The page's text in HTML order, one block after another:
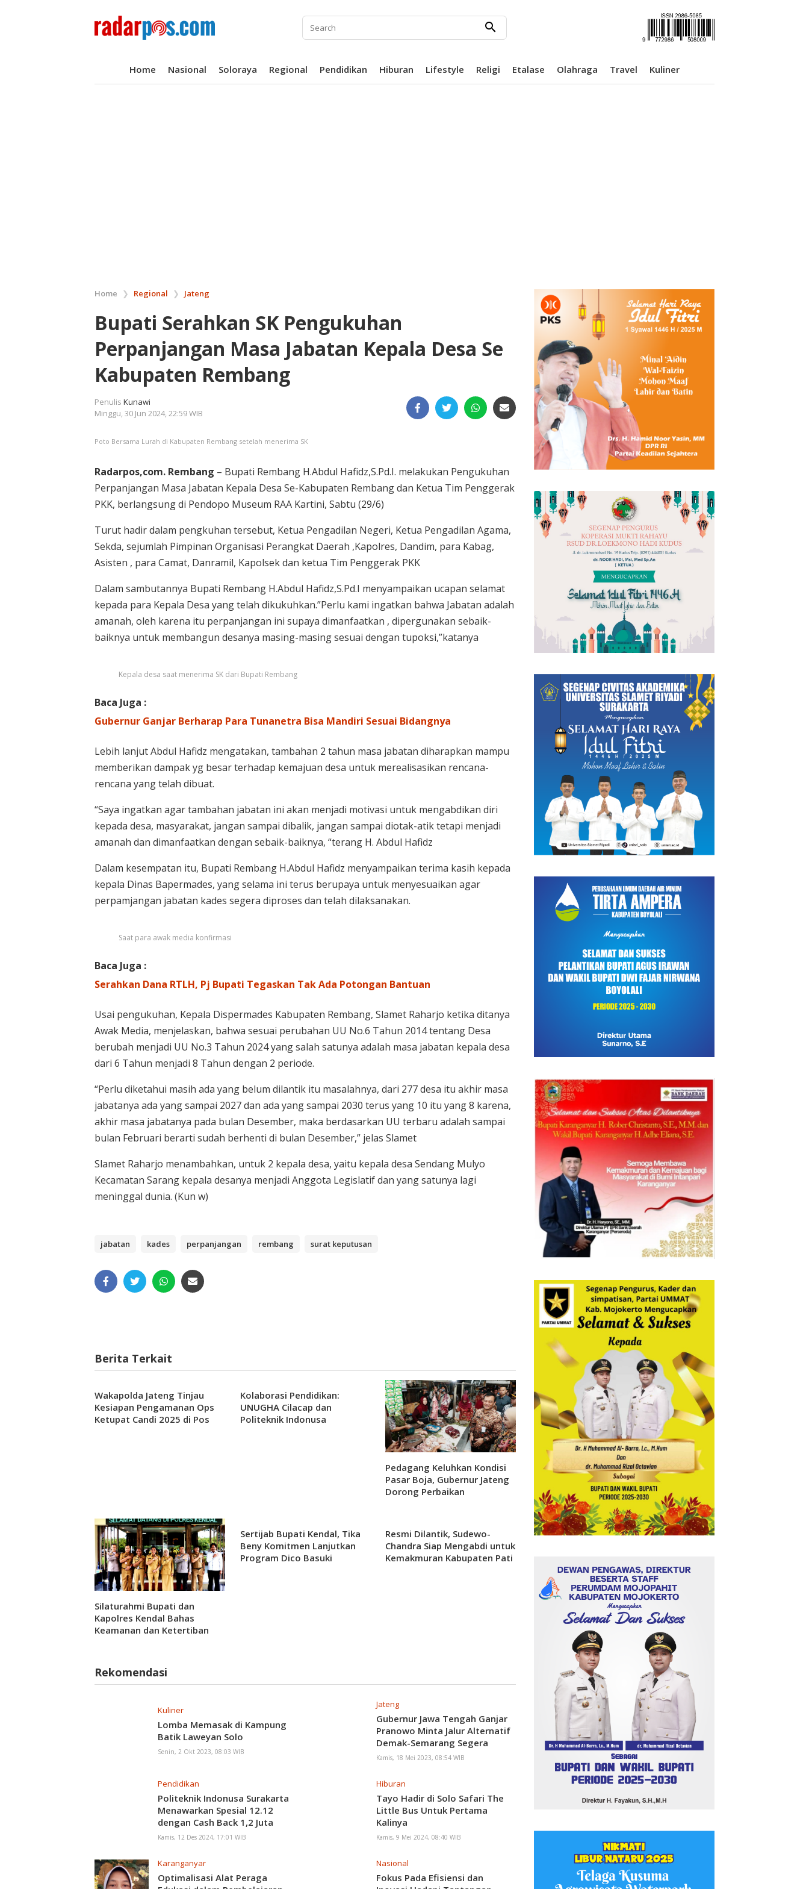
search
Home Nasional Soloraya Regional Pendidikan Hiburan Lifestyle Religi Etalase Olahraga Travel Kuliner
Home ❯ Regional ❯ Jateng
Bupati Serahkan SK Pengukuhan
Perpanjangan Masa Jabatan Kepala Desa Se
Kabupaten Rembang
Penulis Kunawi
Minggu, 30 Jun 2024, 22:59 WIB
Poto Bersama Lurah di Kabupaten Rembang setelah menerima SK
Radarpos,com. Rembang – Bupati Rembang H.Abdul Hafidz,S.Pd.I. melakukan Pengukuhan
Perpanjangan Masa Jabatan Kepala Desa Se-Kabupaten Rembang dan Ketua Tim Penggerak
PKK, berlangsung di Pendopo Museum RAA Kartini, Sabtu (29/6)
Turut hadir dalam pengkuhan tersebut, Ketua Pengadilan Negeri, Ketua Pengadilan Agama,
Sekda, sejumlah Pimpinan Organisasi Perangkat Daerah ,Kapolres, Dandim, para Kabag,
Asisten , para Camat, Danramil, Kapolsek dan ketua Tim Penggerak PKK
Dalam sambutannya Bupati Rembang H.Abdul Hafidz,S.Pd.I menyampaikan ucapan selamat
kepada para Kepala Desa yang telah dikukuhkan.”Perlu kami ingatkan bahwa Jabatan adalah
amanah, oleh karena itu perpanjangan ini supaya dimanfaatkan , dipergunakan sebaik-
baiknya untuk membangun desanya masing-masing sesuai dengan tupoksi,”katanya
Kepala desa saat menerima SK dari Bupati Rembang
Baca Juga :
Gubernur Ganjar Berharap Para Tunanetra Bisa Mandiri Sesuai Bidangnya
Lebih lanjut Abdul Hafidz mengatakan, tambahan 2 tahun masa jabatan diharapkan mampu
memberikan dampak yg besar terhadap kemajuan desa untuk merealisasikan rencana-
rencana yang telah dibuat.
“Saya ingatkan agar tambahan jabatan ini akan menjadi motivasi untuk mengabdikan diri
kepada desa, masyarakat, jangan sampai dibalik, jangan sampai diotak-atik tetapi menjadi
amanah dan dimanfaatkan dengan sebaik-baiknya, “terang H. Abdul Hafidz
Dalam kesempatan itu, Bupati Rembang H.Abdul Hafidz menyampaikan terima kasih kepada
kepala Dinas Bapermades, yang selama ini terus berupaya untuk menyesuaikan agar
perpamjangan jabatan kades segera diproses dan telah dilaksanakan.
Saat para awak media konfirmasi
Baca Juga :
Serahkan Dana RTLH, Pj Bupati Tegaskan Tak Ada Potongan Bantuan
Usai pengukuhan, Kepala Dispermades Kabupaten Rembang, Slamet Raharjo ketika ditanya
Awak Media, menjelaskan, bahwa sesuai perubahan UU No.6 Tahun 2014 tentang Desa
berubah menjadi UU No.3 Tahun 2024 yang salah satunya adalah masa jabatan kepala desa
dari 6 Tahun menjadi 8 Tahun dengan 2 periode.
“Perlu diketahui masih ada yang belum dilantik itu masalahnya, dari 277 desa itu akhir masa
jabatanya ada yang sampai 2027 dan ada yang sampai 2030 terus yang 10 itu yang 8 karena,
akhir masa jabatanya pada bulan Desember, maka berdasarkan UU terbaru adalah sampai
bulan Februari berarti sudah berhenti di bulan Desember,” jelas Slamet
Slamet Raharjo menambahkan, untuk 2 kepala desa, yaitu kepala desa Sendang Mulyo
Kecamatan Sarang kepala desanya menjadi Anggota Legislatif dan yang satunya lagi
meninggal dunia. (Kun w)
jabatan kades perpanjangan rembang surat keputusan
Berita Terkait
Wakapolda Jateng Tinjau
Kesiapan Pengamanan Ops
Ketupat Candi 2025 di Pos
Kolaborasi Pendidikan:
UNUGHA Cilacap dan
Politeknik Indonusa
Pedagang Keluhkan Kondisi
Pasar Boja, Gubernur Jateng
Dorong Perbaikan
Silaturahmi Bupati dan
Kapolres Kendal Bahas
Keamanan dan Ketertiban
Sertijab Bupati Kendal, Tika
Beny Komitmen Lanjutkan
Program Dico Basuki
Resmi Dilantik, Sudewo-
Chandra Siap Mengabdi untuk
Kemakmuran Kabupaten Pati
Rekomendasi
Kuliner
Lomba Memasak di Kampung
Batik Laweyan Solo
Senin, 2 Okt 2023, 08:03 WIB
Jateng
Gubernur Jawa Tengah Ganjar
Pranowo Minta Jalur Alternatif
Demak-Semarang Segera
Diperbaiki
Kamis, 18 Mei 2023, 08:54 WIB
Pendidikan
Politeknik Indonusa Surakarta
Menawarkan Spesial 12.12
dengan Cash Back 1,2 Juta
Buruan !!
Kamis, 12 Des 2024, 17:01 WIB
Hiburan
Tayo Hadir di Solo Safari The
Little Bus Untuk Pertama
Kalinya
Kamis, 9 Mei 2024, 08:40 WIB
Karanganyar
Optimalisasi Alat Peraga
Nasional
Fokus Pada Efisiensi dan